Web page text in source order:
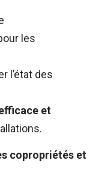
les
l’état des
et
copropriétés et